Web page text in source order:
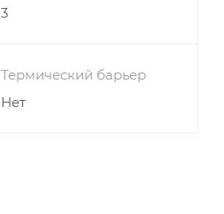
3
Термический барьер
Нет